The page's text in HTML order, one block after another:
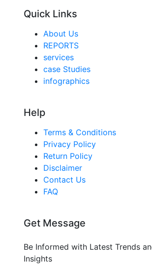
Quick Links
About Us
REPORTS
services
case Studies
infographics
Help
Terms & Conditions
Privacy Policy
Return Policy
Disclaimer
Contact Us
FAQ
Get Message
Be Informed with Latest Trends
Insights